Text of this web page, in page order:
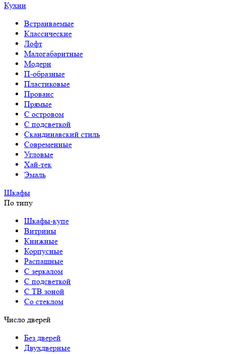
Кухни
Встраиваемые
Классические
Лофт
Малогабаритные
Модерн
П-образные
Пластиковые
Прованс
Прямые
С островом
С подсветкой
Скандинавский стиль
Современные
Угловые
Хай-тек
Эмаль
Шкафы
По типу
Шкафы-купе
Витрины
Книжные
Корпусные
Распашные
С зеркалом
С подсветкой
С ТВ зоной
Со стеклом
Число дверей
Без дверей
Двухдверные